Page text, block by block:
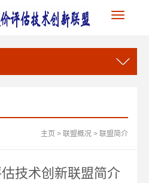
Toggle
navigation
主页 > 联盟概况 > 联盟简介
技术创新联盟简介